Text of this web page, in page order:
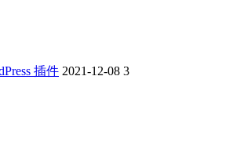
插件 2021-12-08 3